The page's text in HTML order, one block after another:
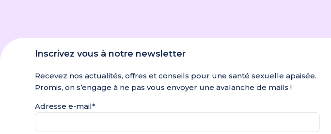
Inscrivez vous à notre newsletter
Recevez nos actualités, offres et conseils pour une santé sexuelle apaisée.
Promis, on s’engage à ne pas vous envoyer une avalanche de mails !
Adresse e-mail*